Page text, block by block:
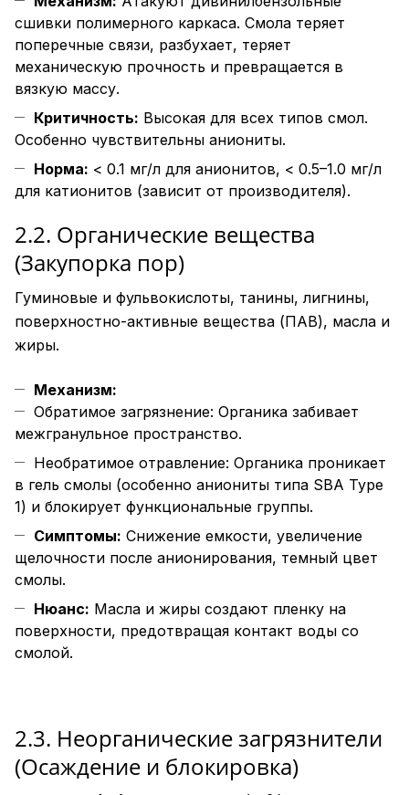
сшивки полимерного каркаса. Смола теряет
поперечные связи, разбухает, теряет
механическую прочность и превращается в
вязкую массу.
Критичность: Высокая для всех типов смол.
Особенно чувствительны аниониты.
Норма: < 0.1 мг/л для анионитов, < 0.5–1.0 мг/л
для катионитов (зависит от производителя).
2.2. Органические вещества
(Закупорка пор)
Гуминовые и фульвокислоты, танины, лигнины,
поверхностно-активные вещества (ПАВ), масла и
жиры.
Механизм:
Обратимое загрязнение: Органика забивает
межгранульное пространство.
Необратимое отравление: Органика проникает
в гель смолы (особенно аниониты типа SBA Type
1) и блокирует функциональные группы.
Симптомы: Снижение емкости, увеличение
щелочности после анионирования, темный цвет
смолы.
Нюанс: Масла и жиры создают пленку на
поверхности, предотвращая контакт воды со
смолой.
2.3. Неорганические загрязнители
(Осаждение и блокировка)